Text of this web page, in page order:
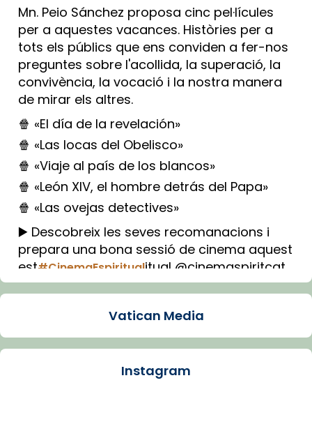
Mn. Peio Sánchez proposa cinc pel·lícules
per a aquestes vacances. Històries per a
tots els públics que ens conviden a fer-nos
preguntes sobre l'acollida, la superació, la
convivència, la vocació i la nostra manera
de mirar els altres.
🍿 «El día de la revelación»
🍿 «Las locas del Obelisco»
🍿 «Viaje al país de los blancos»
🍿 «León XIV, el hombre detrás del Papa»
🍿 «Las ovejas detectives»
▶️ Descobreix les seves recomanacions i
prepara una bona sessió de cinema aquest
est#CinemaEspiritualitual @cinemaspiritcat
Imatge: Generada amb IA (OpenAI)
Arquebisbat de Barcelona
Vatican Media
Instagram